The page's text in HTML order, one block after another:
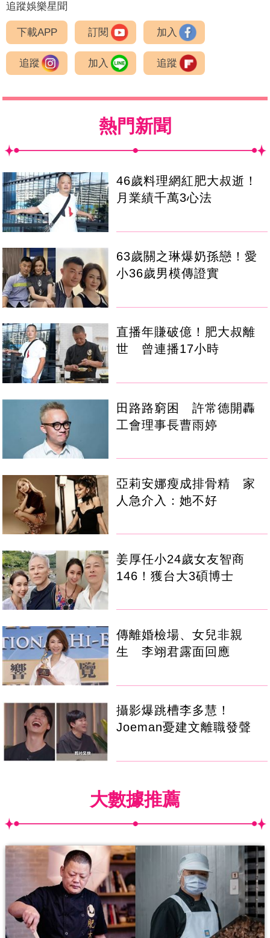
追蹤娛樂星聞
下載APP 訂閱 加入
追蹤 加入 追蹤
熱門新聞
46歲料理網紅肥大叔逝！
月業績千萬3心法
63歲關之琳爆奶孫戀！愛
小36歲男模傳證實
直播年賺破億！肥大叔離
世 曾連播17小時
田路路窮困 許常德開轟
工會理事長曹雨婷
亞莉安娜瘦成排骨精 家
人急介入：她不好
姜厚任小24歲女友智商
146！獲台大3碩博士
傳離婚檢場、女兒非親
生 李翊君露面回應
攝影爆跳槽李多慧！
Joeman憂建文離職發聲
大數據推薦